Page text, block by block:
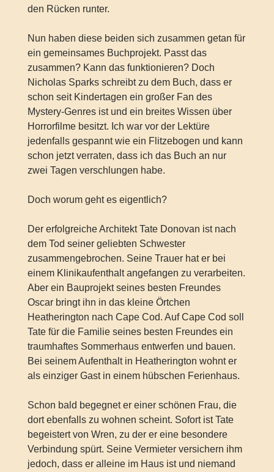
den Rücken runter.
Nun haben diese beiden sich zusammen getan für
ein gemeinsames Buchprojekt. Passt das
zusammen? Kann das funktionieren? Doch
Nicholas Sparks schreibt zu dem Buch, dass er
schon seit Kindertagen ein großer Fan des
Mystery-Genres ist und ein breites Wissen über
Horrorfilme besitzt. Ich war vor der Lektüre
jedenfalls gespannt wie ein Flitzebogen und kann
schon jetzt verraten, dass ich das Buch an nur
zwei Tagen verschlungen habe.
Doch worum geht es eigentlich?
Der erfolgreiche Architekt Tate Donovan ist nach
dem Tod seiner geliebten Schwester
zusammengebrochen. Seine Trauer hat er bei
einem Klinikaufenthalt angefangen zu verarbeiten.
Aber ein Bauprojekt seines besten Freundes
Oscar bringt ihn in das kleine Örtchen
Heatherington nach Cape Cod. Auf Cape Cod soll
Tate für die Familie seines besten Freundes ein
traumhaftes Sommerhaus entwerfen und bauen.
Bei seinem Aufenthalt in Heatherington wohnt er
als einziger Gast in einem hübschen Ferienhaus.
Schon bald begegnet er einer schönen Frau, die
dort ebenfalls zu wohnen scheint. Sofort ist Tate
begeistert von Wren, zu der er eine besondere
Verbindung spürt. Seine Vermieter versichern ihm
jedoch, dass er alleine im Haus ist und niemand